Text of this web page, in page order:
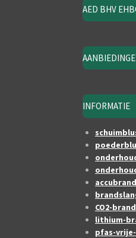
AED BHV
INFORMATIE
CO2-
lithium-
pfas-